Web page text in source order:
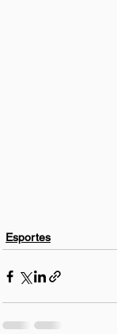
Esportes